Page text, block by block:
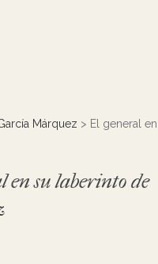
Márquez > El general en
en su laberinto de